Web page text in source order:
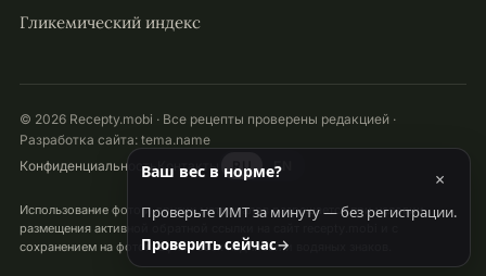
Гликемический индекс
© 2026 Recepty.mobi · Все рецепты проверены редакцией ·
Разработка сайта: tema.name
КонфиденциальностьКонтакты RU EN
Использование фото и других материалов разрешается при условии
размещения активной обратной ссылки на сайт recepty.mobi и с
сохранением на фотографиях всех надписей и водяных знаков.
Ваш вес в норме? ×
Проверьте ИМТ за минуту — без регистрации.
Проверить сейчас→